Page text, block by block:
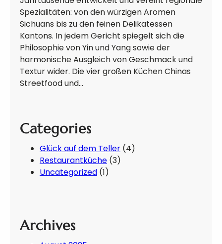
Spezialitäten: von den würzigen Aromen
Sichuans bis zu den feinen Delikatessen
Kantons. In jedem Gericht spiegelt sich die
Philosophie von Yin und Yang sowie der
harmonische Ausgleich von Geschmack und
Textur wider. Die vier großen Küchen Chinas
Streetfood und…
Categories
Glück auf dem Teller (4)
Restaurantküche (3)
Uncategorized (1)
Archives